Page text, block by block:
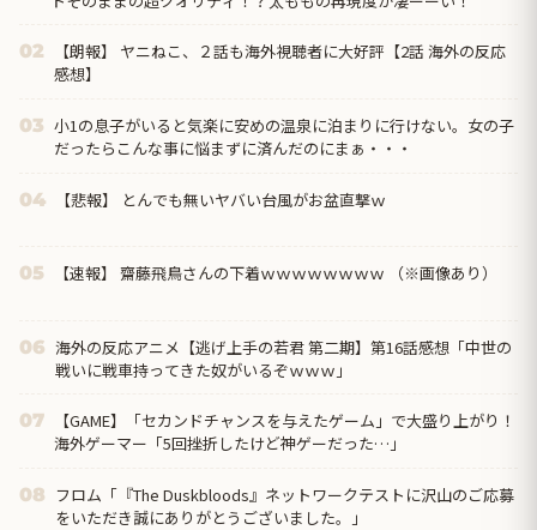
02
【朗報】 ヤニねこ、２話も海外視聴者に大好評【2話 海外の反応
感想】
03 小1の息子がいると気楽に安めの温泉に泊まりに行けない。女の子
だったらこんな事に悩まずに済んだのにまぁ・・・
04 【悲報】 とんでも無いヤバい台風がお盆直撃ｗ
05 【速報】 齋藤飛鳥さんの下着ｗｗｗｗｗｗｗｗ （※画像あり）
06 海外の反応アニメ【逃げ上手の若君 第二期】第16話感想「中世の
戦いに戦車持ってきた奴がいるぞｗｗｗ」
07
【GAME】「セカンドチャンスを与えたゲーム」で大盛り上がり！
海外ゲーマー「5回挫折したけど神ゲーだった…」
08 フロム「『The Duskbloods』ネットワークテストに沢山のご応募
をいただき誠にありがとうございました。」